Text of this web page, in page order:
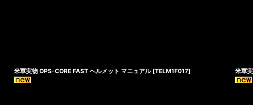
米軍実物 OPS-CORE FAST ヘルメット マニュアル [TELM1F017] 米軍